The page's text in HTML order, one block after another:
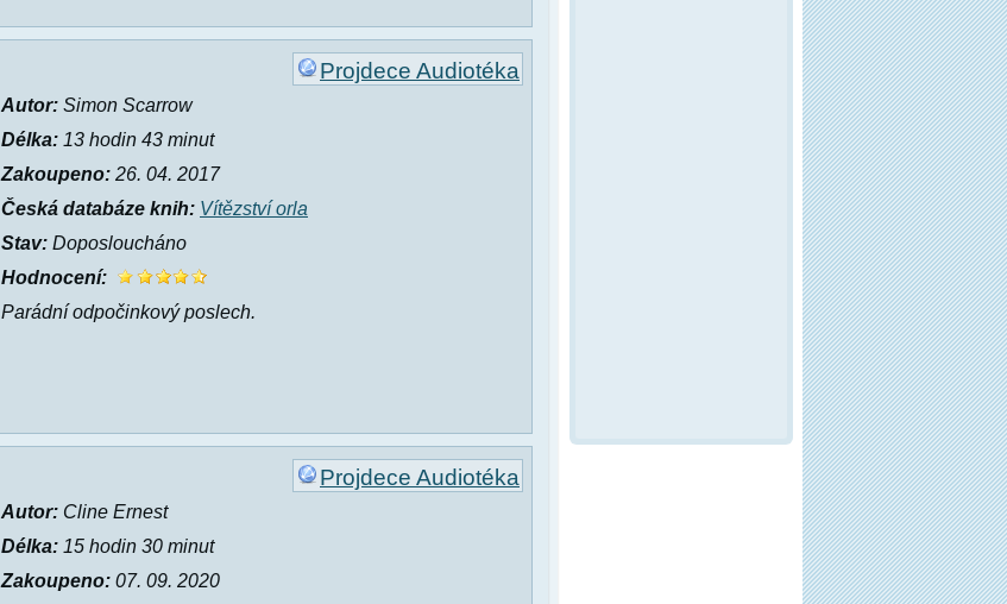
Projdece Audiotéka
Autor: Simon Scarrow
Délka: 13 hodin 43 minut
Zakoupeno: 26. 04. 2017
Česká databáze knih: Vítězství orla
Stav: Doposloucháno
Hodnocení:
Parádní odpočinkový poslech.
Projdece Audiotéka
Autor: Cline Ernest
Délka: 15 hodin 30 minut
Zakoupeno: 07. 09. 2020